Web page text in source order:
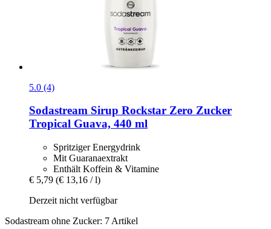
5.0 (4)
Sodastream Sirup Rockstar Zero Zucker
Tropical Guava, 440 ml
Spritziger Energydrink
Mit Guaranaextrakt
Enthält Koffein & Vitamine
€ 5,79 (€ 13,16 / l)
Derzeit nicht verfügbar
Sodastream ohne Zucker: 7 Artikel